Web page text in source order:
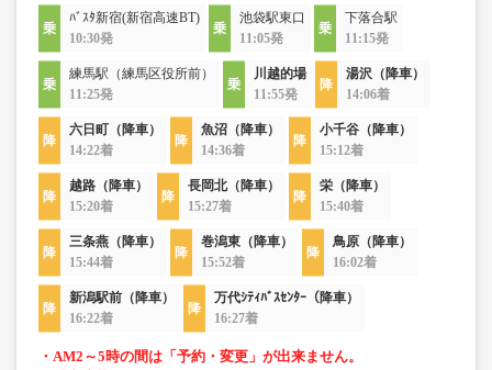
ﾊﾞｽﾀ新宿(新宿高速BT)
10:30発
池袋駅東口
11:05発
下落合駅
11:15発
練馬駅（練馬区役所前）
11:25発
川越的場
11:55発
湯沢（降車）
14:06着
六日町（降車）
14:22着
魚沼（降車）
14:36着
小千谷（降車）
15:12着
越路（降車）
15:20着
長岡北（降車）
15:27着
栄（降車）
15:40着
三条燕（降車）
15:44着
巻潟東（降車）
15:52着
鳥原（降車）
16:02着
新潟駅前（降車）
16:22着
万代ｼﾃｨﾊﾞｽｾﾝﾀｰ（降車）
16:27着
・AM2～5時の間は「予約・変更」が出来ません。